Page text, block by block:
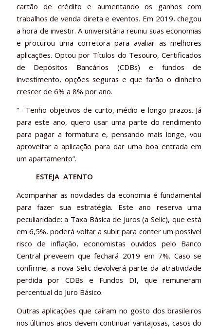
cartão de crédito e aumentando os ganhos com
trabalhos de venda direta e eventos. Em 2019, chegou
a hora de investir. A universitária reuniu suas economias
e procurou uma corretora para avaliar as melhores
aplicações. Optou por Títulos do Tesouro, Certificados
de Depósitos Bancários (CDBs) e fundos de
investimento, opções seguras e que farão o dinheiro
crescer de 6% a 8% por ano.
“– Tenho objetivos de curto, médio e longo prazos. Já
para este ano, quero usar uma parte do rendimento
para pagar a formatura e, pensando mais longe, vou
aproveitar a aplicação para dar uma boa entrada em
um apartamento”.
ESTEJA ATENTO
Acompanhar as novidades da economia é fundamental
para fazer sua estratégia. Este ano reserva uma
peculiaridade: a Taxa Básica de Juros (a Selic), que está
em 6,5%, poderá voltar a subir para conter um possível
risco de inflação, economistas ouvidos pelo Banco
Central preveem que fechará 2019 em 7%. Caso se
confirme, a nova Selic devolverá parte da atratividade
perdida por CDBs e Fundos DI, que remuneram
percentual do Juro Básico.
Outras aplicações que caíram no gosto dos brasileiros
nos últimos anos devem continuar vantajosas, casos do